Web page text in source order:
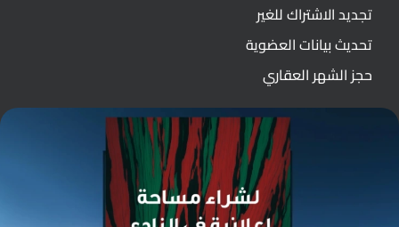
تجديد الاشتراك للغير
تحديث بيانات العضوية
حجز الشهر العقاري